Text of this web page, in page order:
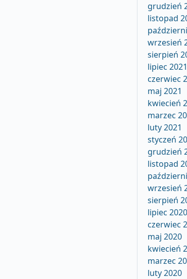
grudzień
listopad
wrzesień
sierpień
lipiec 2021
czerwiec
maj 2021
kwiecień
marzec
luty 2021
styczeń
grudzień
listopad
wrzesień
sierpień
lipiec 2020
czerwiec
maj 2020
kwiecień
marzec
luty 2020